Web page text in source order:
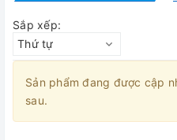
Sắp xếp:
Thứ tự
Sản phẩm đang được cập
sau.